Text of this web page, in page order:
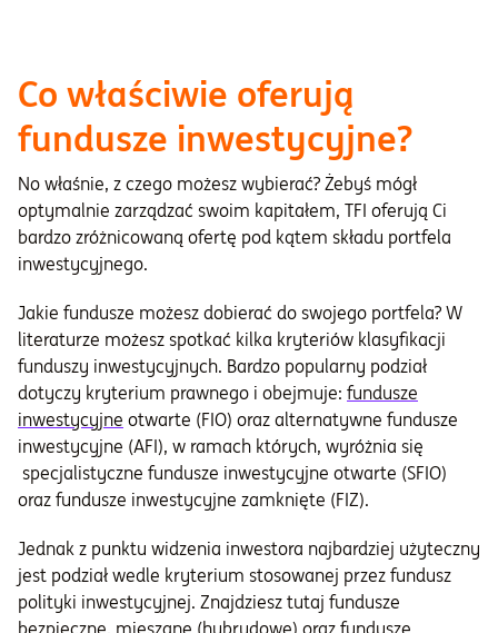
Co właściwie oferują
fundusze inwestycyjne?
No właśnie, z czego możesz wybierać? Żebyś mógł
optymalnie zarządzać swoim kapitałem, TFI oferują Ci
bardzo zróżnicowaną ofertę pod kątem składu portfela
inwestycyjnego.
Jakie fundusze możesz dobierać do swojego portfela? W
literaturze możesz spotkać kilka kryteriów klasyfikacji
funduszy inwestycyjnych. Bardzo popularny podział
dotyczy kryterium prawnego i obejmuje: fundusze
inwestycyjne otwarte (FIO) oraz alternatywne fundusze
inwestycyjne (AFI), w ramach których, wyróżnia się
specjalistyczne fundusze inwestycyjne otwarte (SFIO)
oraz fundusze inwestycyjne zamknięte (FIZ).
Jednak z punktu widzenia inwestora najbardziej użyteczny
jest podział wedle kryterium stosowanej przez fundusz
polityki inwestycyjnej. Znajdziesz tutaj fundusze
bezpieczne, mieszane (hybrydowe) oraz fundusze